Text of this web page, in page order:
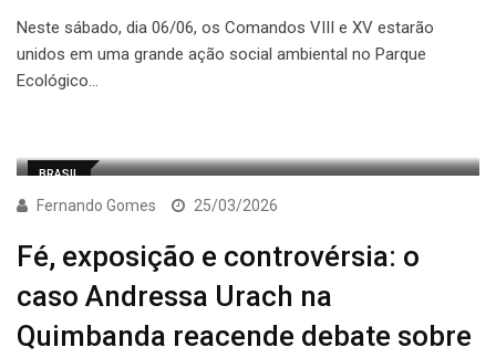
Neste sábado, dia 06/06, os Comandos VIII e XV estarão
unidos em uma grande ação social ambiental no Parque
Ecológico…
BRASIL
Fernando Gomes 25/03/2026
Fé, exposição e controvérsia: o
caso Andressa Urach na
Quimbanda reacende debate sobre